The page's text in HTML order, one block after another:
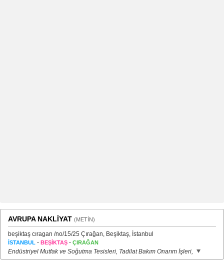
AVRUPA NAKLİYAT (METİN)
beşiktaş cıragan /no/15/25 Çırağan, Beşiktaş, İstanbul
İSTANBUL - BEŞİKTAŞ - ÇIRAĞAN
Endüstriyel Mutfak ve Soğutma Tesisleri, Tadilat Bakım Onarım İşleri,